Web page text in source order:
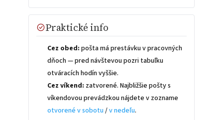
Praktické info
Cez obed: pošta má prestávku v pracovných
dňoch — pred návštevou pozri tabuľku
otváracích hodín vyššie.
Cez víkend: zatvorené. Najbližšie pošty s
víkendovou prevádzkou nájdete v zozname
otvorené v sobotu /v nedeľu.